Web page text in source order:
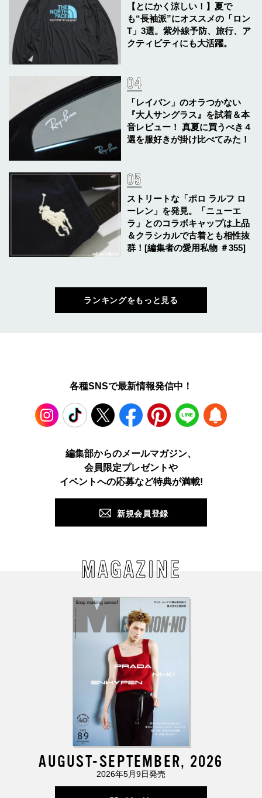
【とにかく涼しい！】夏で
も“長袖派”にオススメの「ロン
T」3選。紫外線予防、旅行、ア
クティビティにも大活躍。
「レイバン」のオラつかない
『大人サングラス』を試着＆本
音レビュー！ 真夏に買うべき４
選を服好きが掛け比べてみた！
ストリートな「ポロ ラルフ ロ
ーレン」を発見。「ニューエ
ラ」とのコラボキャップは上品
＆クラシカルで古着とも相性抜
群！[編集者の愛用私物 ＃355]
ランキングをもっと見る
各種SNSで最新情報発信中！
TikTok Facebook Pinterest LINE
編集部からのメールマガジン、
会員限定プレゼントや
イベントへの応募など特典が満載!
新規会員登録
MAGAZINE
AUGUST-SEPTEMBER, 2026
2026年5月9日発売